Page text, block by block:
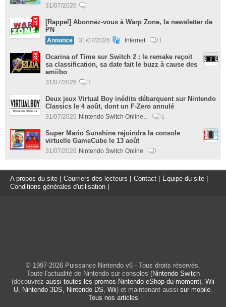
31/07/2026
[Rappel] Abonnez-vous à Warp Zone, la newsletter de
PN
Annonce 31/07/2026 Internet 1
Ocarina of Time sur Switch 2 : le remake reçoit
sa classification, sa date fait le buzz à cause des
amiibo
31/07/2026 1
Deux jeux Virtual Boy inédits débarquent sur Nintendo
Classics le 4 août, dont un F-Zero annulé
31/07/2026 Nintendo Switch Online... 1
Super Mario Sunshine rejoindra la console
virtuelle GameCube le 13 août
31/07/2026 Nintendo Switch Online
A propos du site Courriers des lecteurs Contact Equipe du site
Conditions générales d'utilisation
© 1997-2026 Puissance Nintendo v6 - Tous droits réservés.
Toute l'actualité de Nintendo sur consoles (Nintendo Switch
(découvrez aussi toutes les promos Nintendo eShop du moment), Wii
U, Nintendo 3DS, Nintendo DS, Wii) et maintenant aussi sur mobile.
Tous nos articles